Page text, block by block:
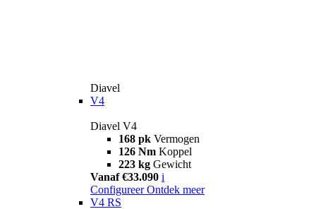
Diavel
V4
Diavel V4
168 pk Vermogen
126 Nm Koppel
223 kg Gewicht
Vanaf €33.090 i
Configureer Ontdek meer
V4 RS